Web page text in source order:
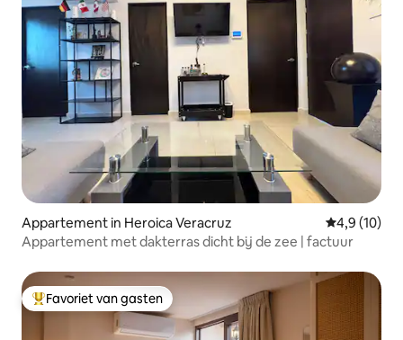
Appartement in Heroica Veracruz
4,9 (10)
Appartement met dakterras dicht bij de zee | factuur
Topfavoriet van gasten
Favoriet van gasten